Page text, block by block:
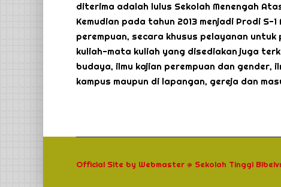
diterima adalah lulus Sekolah Menengah
Kemudian pada tahun 2013 menjadi Prodi
perempuan, secara khusus pelayanan
kuliah-mata kuliah yang disediakan juga
budaya, ilmu kajian perempuan dan gender,
kampus maupun di lapangan, gereja dan
Official Site by Webmaster @ Sekolah Tinggi